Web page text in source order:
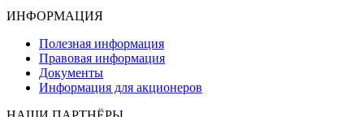
ИНФОРМАЦИЯ
Полезная информация
Правовая информация
Документы
Информация для акционеров